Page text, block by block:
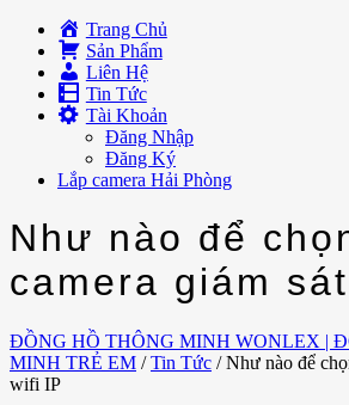
Trang Chủ
Sản Phẩm
Liên Hệ
Tin Tức
Tài Khoản
Đăng Nhập
Đăng Ký
Lắp camera Hải Phòng
Như nào để
camera giám
ĐỒNG HỒ THÔNG MINH WONLEX |
MINH TRẺ EM / Tin Tức / Như nào để
wifi IP